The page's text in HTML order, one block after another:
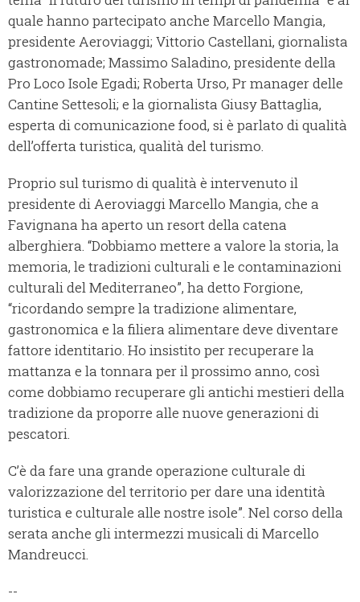
quale hanno partecipato anche Marcello Mangia,
presidente Aeroviaggi; Vittorio Castellani, giornalista
gastronomade; Massimo Saladino, presidente della
Pro Loco Isole Egadi; Roberta Urso, Pr manager delle
Cantine Settesoli; e la giornalista Giusy Battaglia,
esperta di comunicazione food, si è parlato di qualità
dell’offerta turistica, qualità del turismo.
Proprio sul turismo di qualità è intervenuto il
presidente di Aeroviaggi Marcello Mangia, che a
Favignana ha aperto un resort della catena
alberghiera. “Dobbiamo mettere a valore la storia, la
memoria, le tradizioni culturali e le contaminazioni
culturali del Mediterraneo”, ha detto Forgione,
“ricordando sempre la tradizione alimentare,
gastronomica e la filiera alimentare deve diventare
fattore identitario. Ho insistito per recuperare la
mattanza e la tonnara per il prossimo anno, così
come dobbiamo recuperare gli antichi mestieri della
tradizione da proporre alle nuove generazioni di
pescatori.
C’è da fare una grande operazione culturale di
valorizzazione del territorio per dare una identità
turistica e culturale alle nostre isole”. Nel corso della
serata anche gli intermezzi musicali di Marcello
Mandreucci.
--